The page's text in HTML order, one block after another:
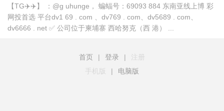
【TG✈️✈️】 ：@g uhunge， 蝙蝠号：69093 884 东南亚线上博 彩
网投首选 平台dv1 69 . com 、dv769 . com、dv5689 . com、
dv6666 . net ✅ 公司位于柬埔寨 西哈努克（西 港） ...
首页 | 登录 |
注册
手机版
| 电脑版